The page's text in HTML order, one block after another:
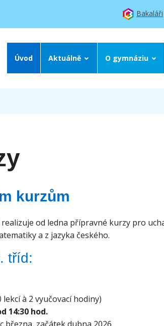
Bakaláři
Úvod Aktuálně O gymnáziu
kurzům
od ledna přípravné kurzy pro
a z jazyka českého.
tříd:
lekcí à 2 vyučovací hodiny)
14:30 hod.